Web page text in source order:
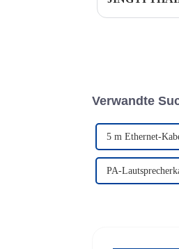
Verwandte
5 m Ethernet-
PA-